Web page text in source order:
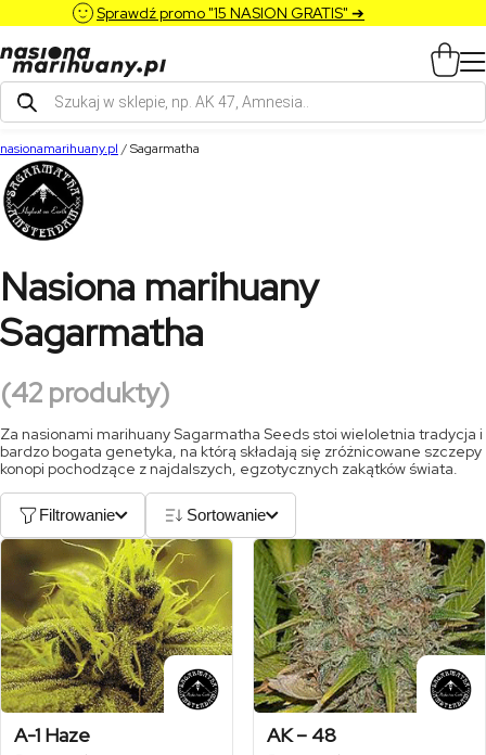
Sprawdź promo "15 NASION GRATIS" ➔
Wyszukiwarka
produktów
nasionamarihuany.pl /Sagarmatha
Nasiona marihuany
Sagarmatha
(42 produkty)
Za nasionami marihuany Sagarmatha Seeds stoi wieloletnia tradycja i
bardzo bogata genetyka, na którą składają się zróżnicowane szczepy
konopi pochodzące z najdalszych, egzotycznych zakątków świata.
Filtrowanie Sortowanie
A-1 Haze AK – 48